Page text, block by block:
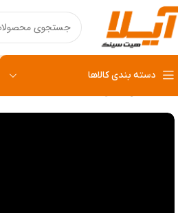
دسته بندی کالاها